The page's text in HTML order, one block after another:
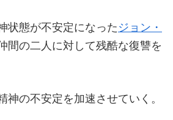
状態が不安定になった ジョン・
間の二人に対して残酷な復讐を
神の不安定を加速させていく。